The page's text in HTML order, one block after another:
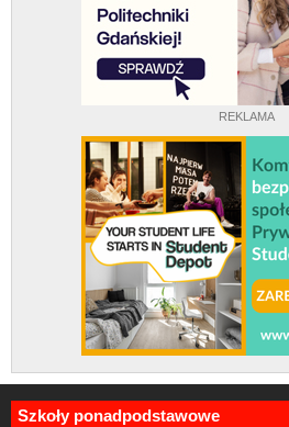
REKLAMA
Szkoły ponadpodstawowe